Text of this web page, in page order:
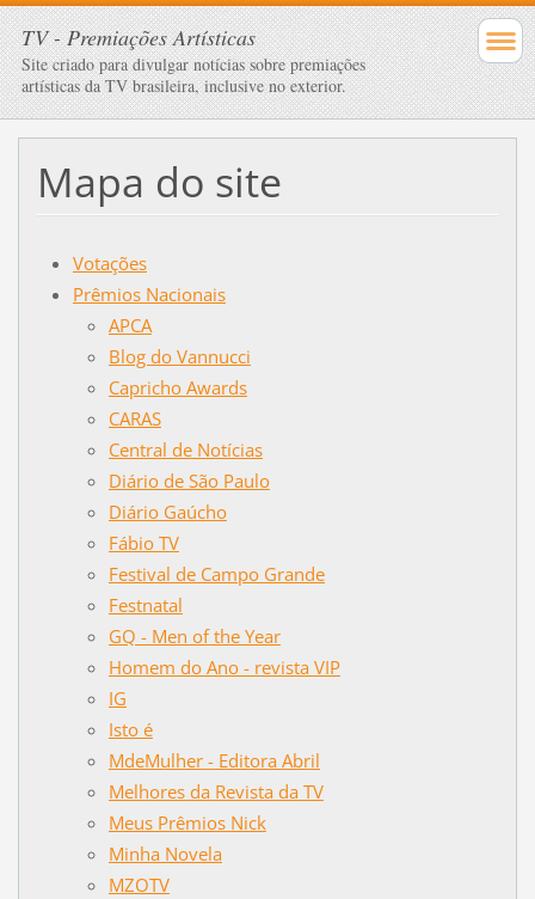
TV - Premiações Artísticas
Site criado para divulgar notícias sobre premiações
artísticas da TV brasileira, inclusive no exterior.
Mapa do site
Votações
Prêmios Nacionais
APCA
Blog do Vannucci
Capricho Awards
CARAS
Central de Notícias
Diário de São Paulo
Diário Gaúcho
Fábio TV
Festival de Campo Grande
Festnatal
GQ - Men of the Year
Homem do Ano - revista VIP
IG
Isto é
MdeMulher - Editora Abril
Melhores da Revista da TV
Meus Prêmios Nick
Minha Novela
MZOTV